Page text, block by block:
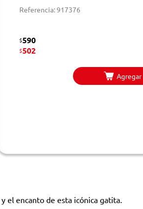
Referencia: 917376
$590
$502
Agregar
el encanto de esta icónica gatita.